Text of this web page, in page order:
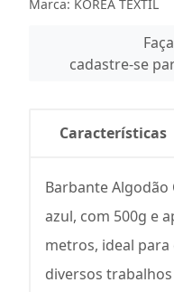
Marca: KOREA TEXTIL
cadastre-se
Características
Barbante Algodão
azul, com 500g e
metros, ideal
diversos